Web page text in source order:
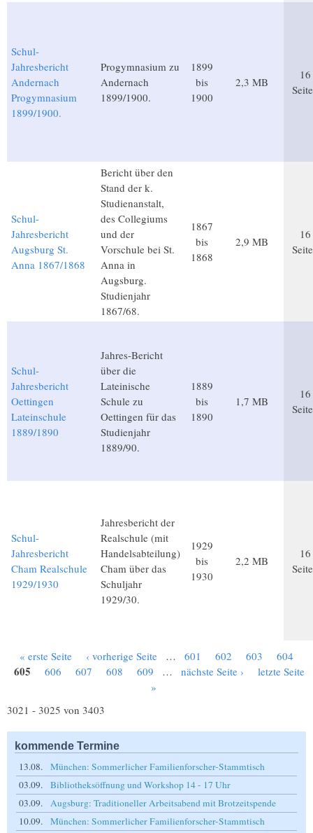
Schul-
Jahresbericht
Andernach
Progymnasium
1899/1900.
Progymnasium zu
Andernach
1899/1900.
1899
bis
1900
2,3 MB
16
Schul-
Jahresbericht
Augsburg St.
Anna 1867/1868
Bericht über den
Stand der k.
Studienanstalt,
des Collegiums
und der
Vorschule bei St.
Anna in
Augsburg.
Studienjahr
1867/68.
1867
bis
1868
2,9 MB
16
Schul-
Jahresbericht
Oettingen
Lateinschule
1889/1890
Jahres-Bericht
über die
Lateinische
Schule zu
Oettingen für das
Studienjahr
1889/90.
1889
bis
1890
1,7 MB
16
Schul-
Jahresbericht
Cham Realschule
1929/1930
Jahresbericht der
Realschule (mit
Handelsabteilung)
Cham über das
Schuljahr
1929/30.
1929
bis
1930
2,2 MB
16
Seiten
« erste Seite ‹ vorherige Seite … 601 602 603 604
605 606 607 608 609 … nächste Seite ›
letzte Seite
»
3021 - 3025 von 3403
kommende Termine
13.08.
München: Sommerlicher Familienforscher-Stammtisch
03.09.
Bibliotheksöffnung und Workshop 14 - 17 Uhr
03.09.
Augsburg: Traditioneller Arbeitsabend mit Brotzeitspende
10.09.
München: Sommerlicher Familienforscher-Stammtisch